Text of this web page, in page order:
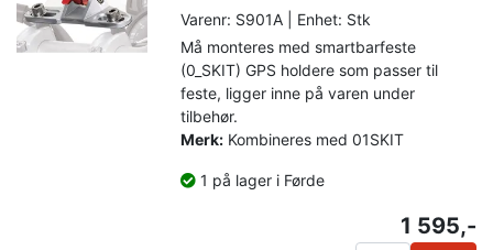
Varenr: S901A | Enhet: Stk
Må monteres med smartbarfeste
(0_SKIT) GPS holdere som passer til
feste, ligger inne på varen under
tilbehør.
Merk: Kombineres med 01SKIT
1 på lager i Førde
1 595,-